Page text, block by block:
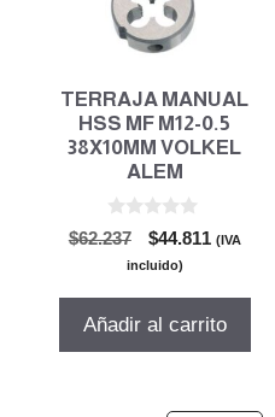
TERRAJA MANUAL
HSS MF M12-0.5
38X10MM VOLKEL
ALEM
0
d
$62.237
El
precio
era:
$44.811 El
(IVA
incluido)
Añadir al carrito